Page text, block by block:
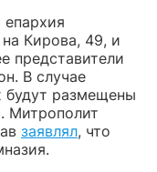
Кирова, 49, и
представители
В случае
размещены
Митрополит
заявлял, что